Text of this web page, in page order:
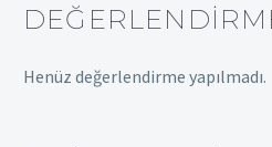
Henüz değerlendirme yapılmadı.